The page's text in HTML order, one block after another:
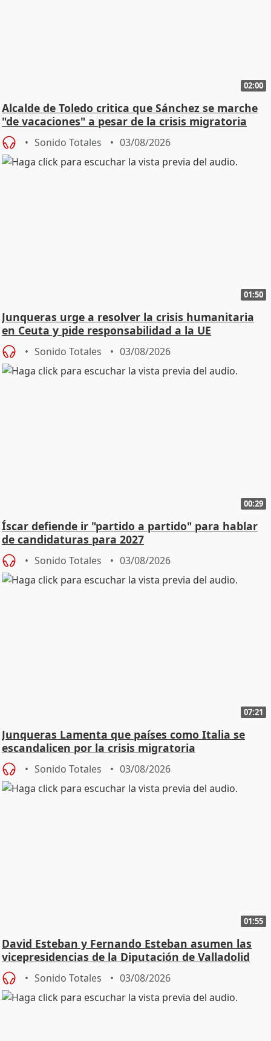
02:00
Alcalde de Toledo critica que Sánchez se marche
"de vacaciones" a pesar de la crisis migratoria
Sonido Totales 03/08/2026
01:50
Junqueras urge a resolver la crisis humanitaria
en Ceuta y pide responsabilidad a la UE
Sonido Totales 03/08/2026
00:29
Íscar defiende ir "partido a partido" para hablar
de candidaturas para 2027
Sonido Totales 03/08/2026
07:21
Junqueras Lamenta que países como Italia se
escandalicen por la crisis migratoria
Sonido Totales 03/08/2026
01:55
David Esteban y Fernando Esteban asumen las
vicepresidencias de la Diputación de Valladolid
Sonido Totales 03/08/2026